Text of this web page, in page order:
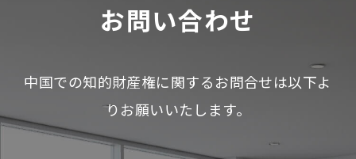
お問い合わせ
中国での知的財産権に関するお問合せは以下よ
りお願いいたします。